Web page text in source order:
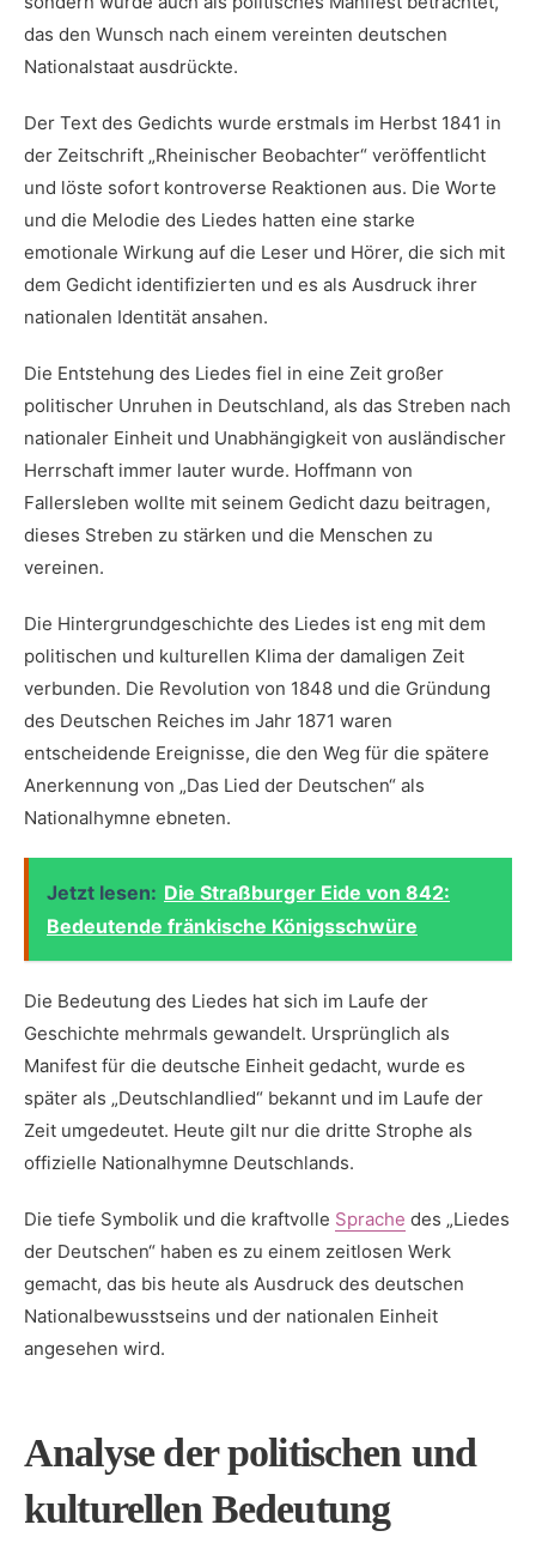
⁢das den Wunsch‍ nach einem vereinten​ deutschen
⁣Nationalstaat​ ausdrückte.
Der Text des ⁣Gedichts wurde erstmals im⁣ Herbst 1841 in
der Zeitschrift „Rheinischer Beobachter“ veröffentlicht
und löste sofort ⁤kontroverse ⁣Reaktionen aus. Die ‌Worte
und​ die Melodie des Liedes ​hatten eine starke
emotionale‍ Wirkung auf⁢ die Leser und Hörer, die sich ⁣mit‍
dem Gedicht identifizierten und es als Ausdruck ihrer‍
nationalen Identität ⁣ansahen.
Die Entstehung ⁢des Liedes fiel in eine Zeit großer
politischer Unruhen⁢ in Deutschland,⁣ als das Streben nach‍
nationaler‍ Einheit⁣ und Unabhängigkeit von ausländischer
Herrschaft immer lauter wurde. Hoffmann von‍
Fallersleben​ wollte mit ‌seinem Gedicht dazu beitragen,
dieses Streben ⁢zu stärken⁢ und die Menschen zu
‌vereinen.
Die Hintergrundgeschichte des​ Liedes ist eng ​mit ‍dem
politischen und kulturellen ‌Klima der damaligen Zeit
verbunden. Die Revolution von 1848 ‍und die Gründung
des Deutschen Reiches ⁣im Jahr 1871 waren
entscheidende Ereignisse, die den Weg für die‍ spätere
‍Anerkennung von „Das Lied ‍der ⁢Deutschen“ als
Nationalhymne ebneten.
Jetzt lesen: Die Straßburger Eide von 842:
Bedeutende fränkische Königsschwüre
Die ⁣Bedeutung des Liedes hat sich im Laufe der
⁤Geschichte mehrmals gewandelt. Ursprünglich als‍
Manifest für die‍ deutsche​ Einheit gedacht, wurde es
später als „Deutschlandlied“ bekannt und im Laufe ⁢der
Zeit umgedeutet. Heute gilt nur die dritte ‌Strophe als
‍offizielle Nationalhymne Deutschlands.
Die tiefe Symbolik und die kraftvolle Sprache des „Liedes‌
der Deutschen“ haben‌ es zu einem zeitlosen Werk​
gemacht, das ⁤bis heute als Ausdruck des deutschen
‌Nationalbewusstseins und der nationalen Einheit
angesehen wird.
Analyse ⁤der politischen und
kulturellen Bedeutung